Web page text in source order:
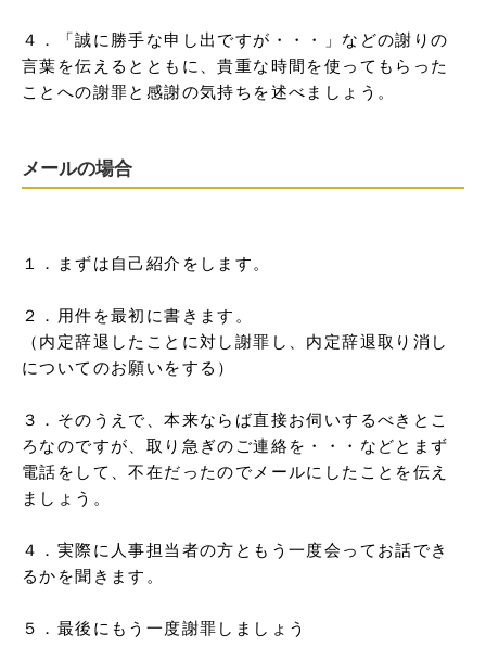
４．「誠に勝手な申し出ですが・・・」などの謝りの
言葉を伝えるとともに、貴重な時間を使ってもらった
ことへの謝罪と感謝の気持ちを述べましょう。
メールの場合
１．まずは自己紹介をします。
２．用件を最初に書きます。
（内定辞退したことに対し謝罪し、内定辞退取り消し
についてのお願いをする）
３．そのうえで、本来ならば直接お伺いするべきとこ
ろなのですが、取り急ぎのご連絡を・・・などとまず
電話をして、不在だったのでメールにしたことを伝え
ましょう。
４．実際に人事担当者の方ともう一度会ってお話でき
るかを聞きます。
５．最後にもう一度謝罪しましょう